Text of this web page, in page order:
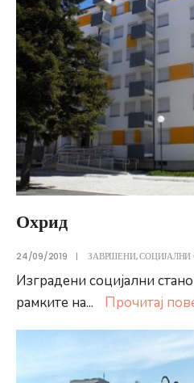
Охрид
24/09/2019 | ЗАВРШЕНИ,СОЦИЈАЛНИ
Изградени социјални
рамките на... Прочитај